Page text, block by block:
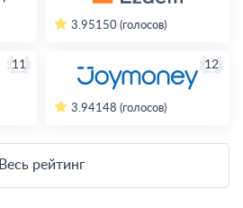
3.95150 (голосов)
11 12
3.94148 (голосов)
Весь рейтинг